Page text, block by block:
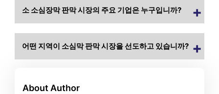
소 소심장막 판막 시장의 주요 기업은 누구입니까?
어떤 지역이 소심막 판막 시장을 선도하고 있습니까?
About Author